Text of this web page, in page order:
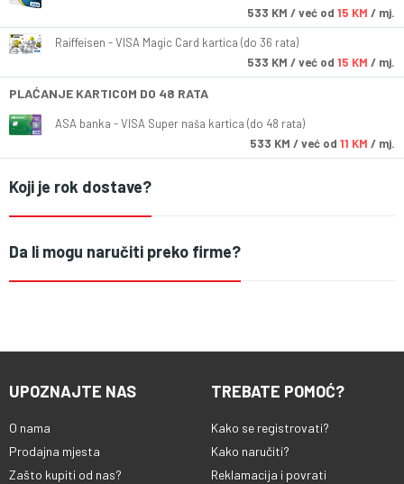
533 KM / već od 15 KM / mj.
Raiffeisen - VISA Magic Card kartica (do 36 rata)
533 KM / već od 15 KM / mj.
PLAĆANJE KARTICOM DO 48 RATA
ASA banka - VISA Super naša kartica (do 48 rata)
533 KM / već od 11 KM / mj.
Koji je rok dostave?
Da li mogu naručiti preko firme?
UPOZNAJTE NAS
O nama
Prodajna mjesta
Zašto kupiti od nas?
TREBATE POMOĆ?
Kako se registrovati?
Kako naručiti?
Reklamacija i povrati